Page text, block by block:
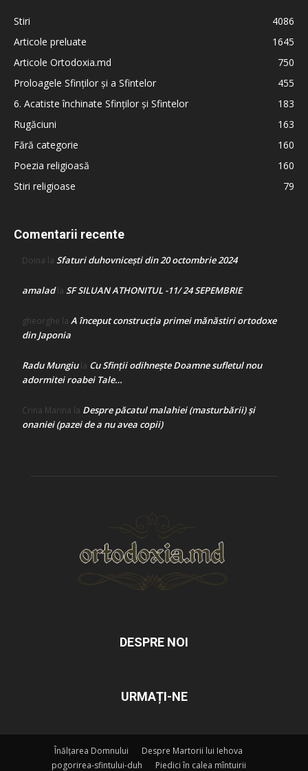
Stiri
4086
Articole preluate
1645
Articole Ortodoxia.md
750
Proloagele Sfinților și a Sfintelor
455
6. Acatiste închinate Sfinților și Sfintelor
183
Rugăciuni
163
Fără categorie
160
Poezia religioasă
160
Stiri religioase
79
Comentarii recente
Doina la Sfaturi duhovnicești din 20 octombrie 2024
amaladla SF SILUAN ATHONITUL -11/ 24 SEPEMBRIE
gheorghe la A început construcţia primei mănăstiri ortodoxe
din Japonia
Radu Mungiula Cu Sfinții odihnește Doamne sufletul nou
adormitei roabei Tale…
Crina Marina la Despre păcatul malahiei (masturbării) şi
onaniei (pazei de a nu avea copii)
DESPRE NOI
URMAȚI-NE
Înălțarea Domnului
Despre Martorii lui Iehova
pogorirea-sfintului-duh
Piedici în calea mîntuirii